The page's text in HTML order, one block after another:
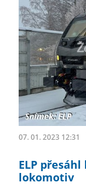
07. 01. 2023 12:31
ELP
lokomotiv